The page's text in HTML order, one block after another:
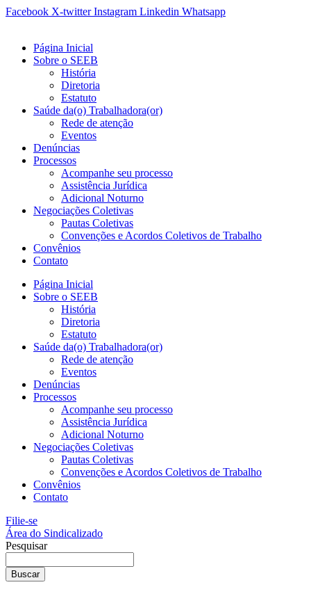
Ir
conteúdo
Facebook X-twitter Instagram Linkedin Whatsapp
Página Inicial
Sobre o SEEB
História
Diretoria
Estatuto
Saúde da(o) Trabalhadora(or)
Rede de atenção
Eventos
Denúncias
Processos
Acompanhe seu processo
Assistência Jurídica
Adicional Noturno
Negociações Coletivas
Pautas Coletivas
Convenções e Acordos Coletivos de Trabalho
Convênios
Contato
Página Inicial
Sobre o SEEB
História
Diretoria
Estatuto
Saúde da(o) Trabalhadora(or)
Rede de atenção
Eventos
Denúncias
Processos
Acompanhe seu processo
Assistência Jurídica
Adicional Noturno
Negociações Coletivas
Pautas Coletivas
Convenções e Acordos Coletivos de Trabalho
Convênios
Contato
Filie-se
Área do Sindicalizado
Pesquisar
Buscar